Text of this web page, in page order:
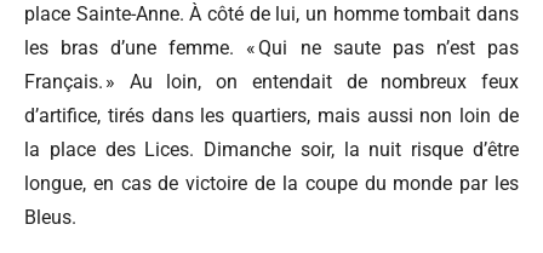
place Sainte-Anne. À côté de lui, un homme tombait dans
les bras d’une femme. « Qui ne saute pas n’est pas
Français. » Au loin, on entendait de nombreux feux
d’artifice, tirés dans les quartiers, mais aussi non loin de
la place des Lices. Dimanche soir, la nuit risque d’être
longue, en cas de victoire de la coupe du monde par les
Bleus.